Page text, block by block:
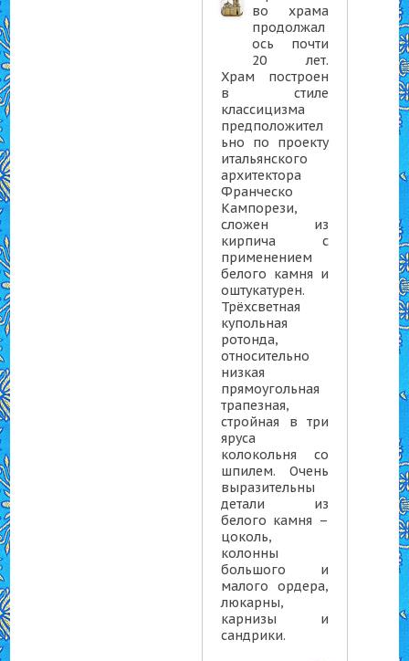
во храма
продолжал
ось почти
20 лет.
Храм построен
в стиле
классицизма
предположител
ьно по проекту
итальянского
архитектора
Франческо
Кампорези,
сложен из
кирпича с
применением
белого камня и
оштукатурен.
Трёхсветная
купольная
ротонда,
относительно
низкая
прямоугольная
трапезная,
стройная в три
яруса
колокольня со
шпилем. Очень
выразительны
детали из
белого камня –
цоколь,
колонны
большого и
малого ордера,
люкарны,
карнизы и
сандрики.